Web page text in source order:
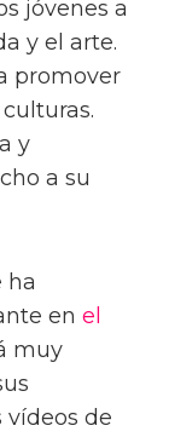
jóvenes a
y el arte.
promover
y
a su
ha
en el
muy
vídeos de